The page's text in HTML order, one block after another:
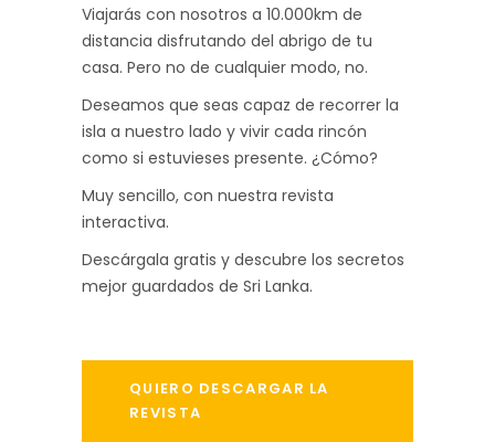
Viajarás con nosotros a 10.000km de
distancia disfrutando del abrigo de tu
casa. Pero no de cualquier modo, no.
Deseamos que seas capaz de recorrer la
isla a nuestro lado y vivir cada rincón
como si estuvieses presente. ¿Cómo?
Muy sencillo, con nuestra revista
interactiva.
Descárgala gratis y descubre los secretos
mejor guardados de Sri Lanka.
QUIERO DESCARGAR LA
REVISTA